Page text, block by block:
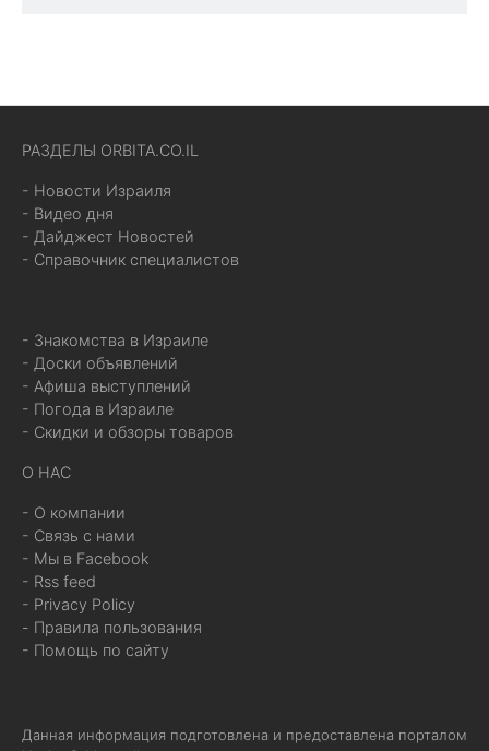
РАЗДЕЛЫ ORBITA.CO.IL
- Новости Израиля
- Видео дня
- Дайджест Новостей
- Справочник специалистов
- Знакомства в Израиле
- Доски объявлений
- Афиша выступлений
- Погода в Израиле
- Скидки и обзоры товаров
О НАС
- О компании
- Связь с нами
- Мы в Facebook
- Rss feed
- Privacy Policy
- Правила пользования
- Помощь по сайту
Данная информация подготовлена и предоставлена порталом